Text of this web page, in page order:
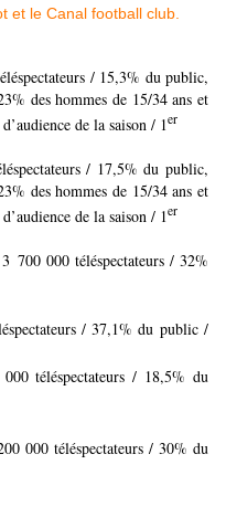
/ 15,3% du public,
des hommes de 15/34 ans et
de la saison / 1er
/ 17,5% du public,
des hommes de 15/34 ans et
de la saison / 1er
700 000 téléspectateurs / 32%
/ 37,1% du public /
téléspectateurs / 18,5% du
000 téléspectateurs / 30% du